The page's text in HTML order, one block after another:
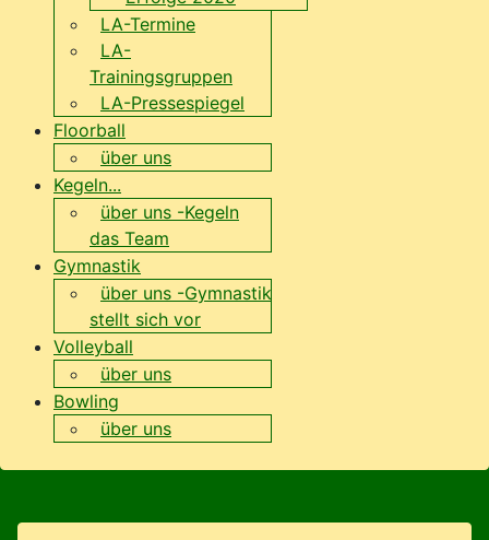
LA-Termine
LA-
Trainingsgruppen
LA-Pressespiegel
Floorball
über uns
Kegeln...
über uns -Kegeln
das Team
Gymnastik
über uns -Gymnastik
stellt sich vor
Volleyball
über uns
Bowling
über uns